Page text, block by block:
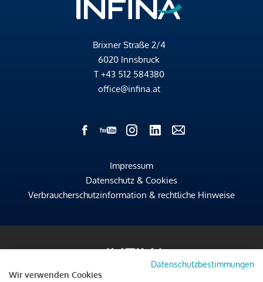
Brixner Straße 2/4
6020 Innsbruck
T +43 512 584380
office@infina.at
Impressum
Datenschutz & Cookies
Verbraucherschutzinformation & rechtliche Hinweise
Datenschutzbestimmungen
Wir verwenden Cookies